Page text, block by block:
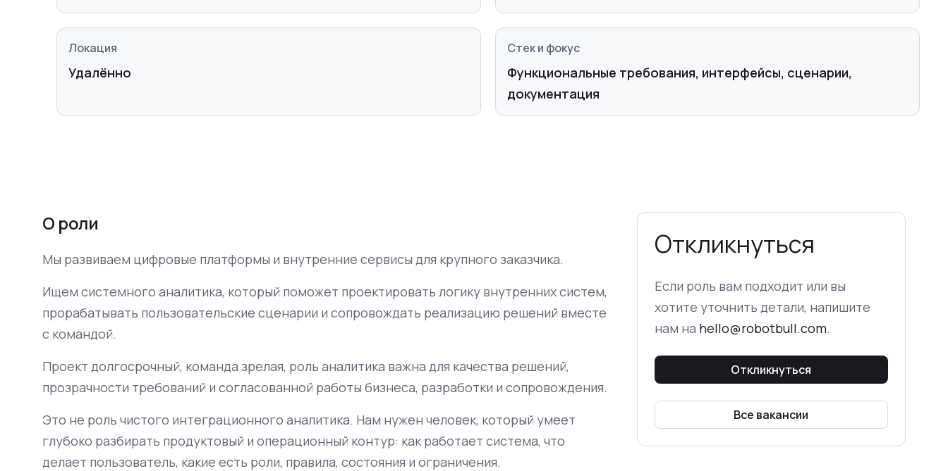
Локация
Удалённо
Стек и фокус
Функциональные требования, интерфейсы, сценарии,
документация
О роли
Мы развиваем цифровые платформы и внутренние сервисы для крупного заказчика.
Ищем системного аналитика, который поможет проектировать логику внутренних систем,
прорабатывать пользовательские сценарии и сопровождать реализацию решений вместе
с командой.
Проект долгосрочный, команда зрелая, роль аналитика важна для качества решений,
прозрачности требований и согласованной работы бизнеса, разработки и сопровождения.
Это не роль чистого интеграционного аналитика. Нам нужен человек, который умеет
глубоко разбирать продуктовый и операционный контур: как работает система, что
делает пользователь, какие есть роли, правила, состояния и ограничения.
Откликнуться
Если роль вам подходит или вы
хотите уточнить детали, напишите
нам на hello@robotbull.com.
Откликнуться
Все вакансии